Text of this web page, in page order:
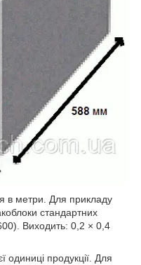
в метри. Для прикладу
стандартних
Виходить: 0,2 × 0,4
одиниці продукції. Для